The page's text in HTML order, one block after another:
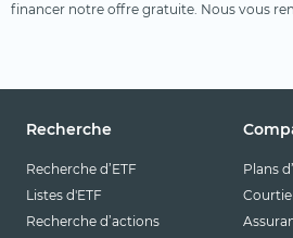
financer notre offre gratuite. Nous vous
Recherche
Recherche d’ETF
Listes d'ETF
Recherche d’actions
Plans